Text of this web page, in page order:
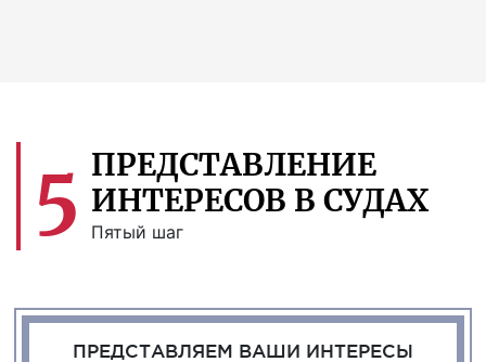
5 ПРЕДСТАВЛЕНИЕ
ИНТЕРЕСОВ В СУДАХ
Пятый шаг
ПРЕДСТАВЛЯЕМ ВАШИ ИНТЕРЕСЫ